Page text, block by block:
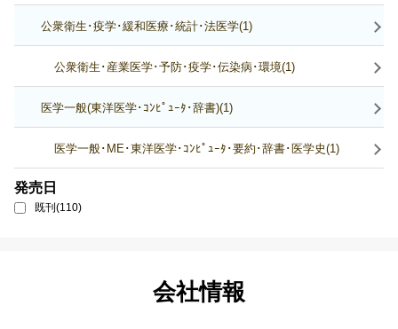
公衆衛生･疫学･緩和医療･統計･法医学(1)
公衆衛生･産業医学･予防･疫学･伝染病･環境(1)
医学一般(東洋医学･ｺﾝﾋﾟｭｰﾀ･辞書)(1)
医学一般･ME･東洋医学･ｺﾝﾋﾟｭｰﾀ･要約･辞書･医学史(1)
発売日
既刊(110)
会社情報